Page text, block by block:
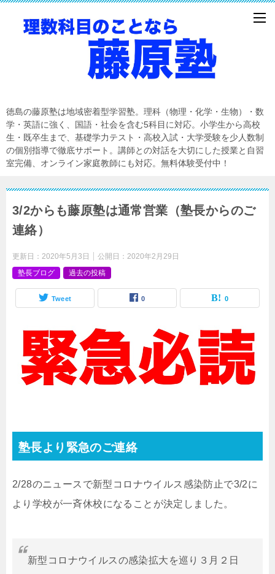
徳島の藤原塾は地域密着型学習塾。理科（物理・化学・生物）・数
学・英語に強く、国語・社会を含む5科目に対応。小学生から高校
生・既卒生まで、基礎学力テスト・高校入試・大学受験を少人数制
の個別指導で徹底サポート。講師との対話を大切にした授業と自習
室完備、オンライン家庭教師にも対応。無料体験受付中！
3/2からも藤原塾は通常営業（塾長からのご
連絡）
更新日： 2020年5月3日 公開日： 2020年2月29日
塾長ブログ
過去の投稿
Tweet 0 0
塾長より緊急のご連絡
2/28のニュースで新型コロナウイルス感染防止で3/2に
より学校が一斉休校になることが決定しました。
新型コロナウイルスの感染拡大を巡り３月２日